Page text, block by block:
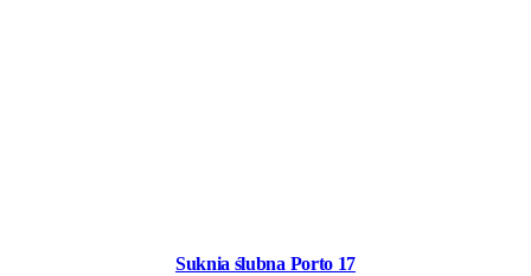
Suknia ślubna Porto 17